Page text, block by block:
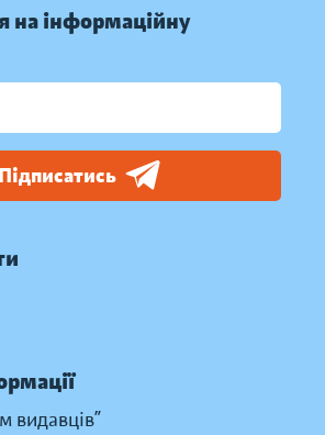
на інформаційну
Підписатись
видавців”